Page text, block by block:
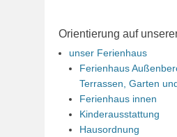
Orientierung auf
unser Ferienhaus
Ferienhaus
Terrassen, Garten
Ferienhaus innen
Kinderausstattung
Hausordnung